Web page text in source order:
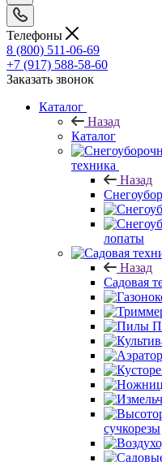
Телефоны
8 (800) 511-06-69
+7 (917) 588-58-60
Заказать звонок
Каталог
Назад
Каталог
техника
Назад
лопаты
Назад
Садовая
сучкорезы